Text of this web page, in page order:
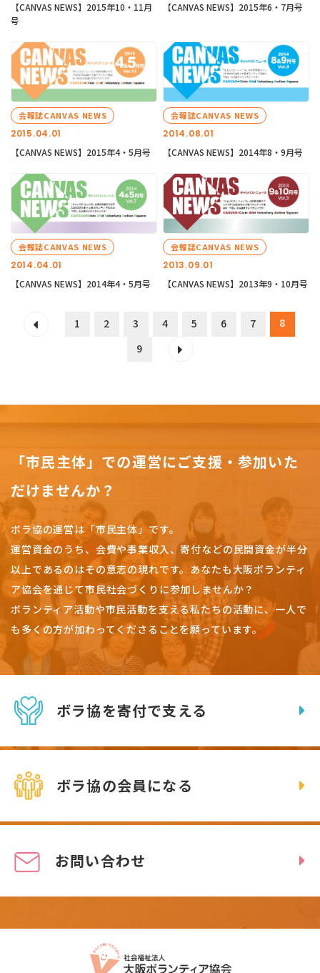
【CANVAS NEWS】2015年10・11月
号
【CANVAS NEWS】2015年6・7月号
2015.04.01
会報誌CANVAS NEWS
【CANVAS NEWS】2015年4・5月号
2014.08.01
会報誌CANVAS NEWS
【CANVAS NEWS】2014年8・9月号
2014.04.01
会報誌CANVAS NEWS
【CANVAS NEWS】2014年4・5月号
2013.09.01
会報誌CANVAS NEWS
【CANVAS NEWS】2013年9・10月号
1 2 3 4 5 6 7
8
9
「市民主体」での運営にご支援・参加いた
だけませんか？
ボラ協の運営は「市民主体」です。
運営資金のうち、会費や事業収入、寄付などの民間資金が半分
以上であるのはその意志の現れです。 あなたも大阪ボランティ
ア協会を通じて市民社会づくりに参加しませんか？
ボランティア活動や市民活動を支える私たちの活動に、一人で
も多くの方が加わってくださることを願っています。
ボラ協を寄付で支える
ボラ協の会員になる
お問い合わせ